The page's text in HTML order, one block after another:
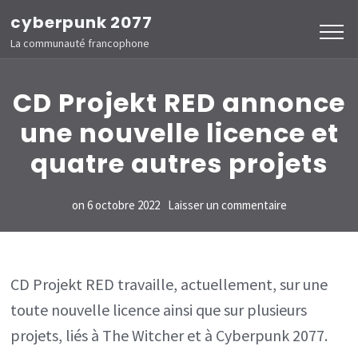
au
contenu
Entrée)
cyberpunk 2077
La communauté francophone
CD Projekt RED annonce
une nouvelle licence et
quatre autres projets
on 6 octobre 2022 Laisser un commentairesur
CD
RED
annonce
une
CD Projekt RED travaille, actuellement, sur une
toute nouvelle licence ainsi que sur plusieurs
projets, liés à The Witcher et à Cyberpunk 2077.